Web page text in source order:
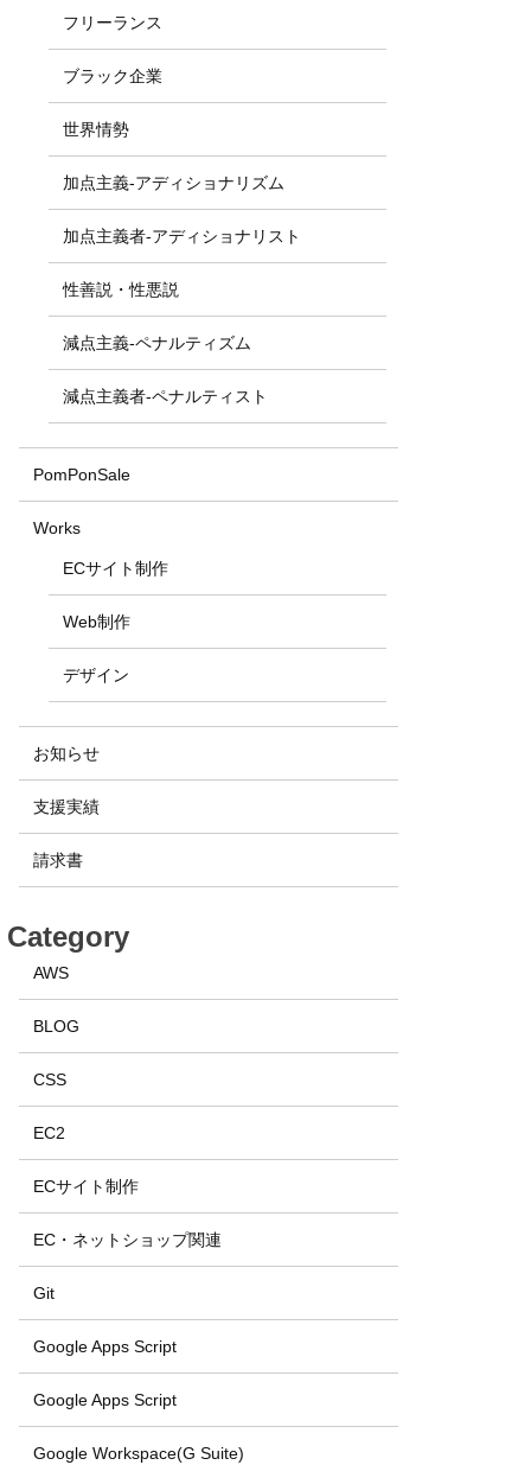
フリーランス
ブラック企業
世界情勢
加点主義-アディショナリズム
加点主義者-アディショナリスト
性善説・性悪説
減点主義-ペナルティズム
減点主義者-ペナルティスト
PomPonSale
Works
ECサイト制作
Web制作
デザイン
お知らせ
支援実績
請求書
Category
AWS
BLOG
CSS
EC2
ECサイト制作
EC・ネットショップ関連
Git
Google Apps Script
Google Apps Script
Google Workspace(G Suite)